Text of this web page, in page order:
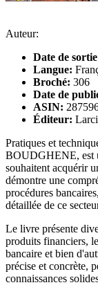
Auteur:
Date de
Langue:
Broché: 306
Date de
ASIN:
Éditeur:
Pratiques et
BOUDGHENE, est
souhaitent acquérir
démontre une
procédures
détaillée de ce
Le livre présente
produits financiers,
bancaire et bien
précise et concrète,
connaissances